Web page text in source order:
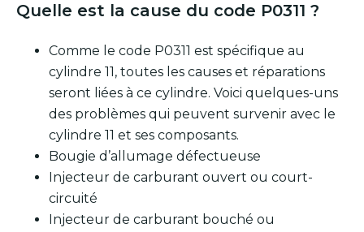
Quelle est la cause du code P0311 ?
Comme le code P0311 est spécifique au
cylindre 11, toutes les causes et réparations
seront liées à ce cylindre. Voici quelques-uns
des problèmes qui peuvent survenir avec le
cylindre 11 et ses composants.
Bougie d’allumage défectueuse
Injecteur de carburant ouvert ou court-
circuité
Injecteur de carburant bouché ou